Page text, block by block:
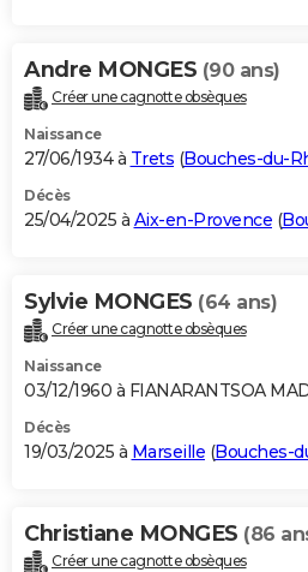
Andre MONGES (90 ans)
Créer une cagnotte obsèques
Naissance
27/06/1934 à Trets (Bouches-du-
Décès
25/04/2025 à Aix-en-Provence (
Sylvie MONGES (64 ans)
Créer une cagnotte obsèques
Naissance
03/12/1960 à FIANARANTSOA
Décès
19/03/2025 à Marseille (Bouches-
Christiane MONGES (86
Créer une cagnotte obsèques